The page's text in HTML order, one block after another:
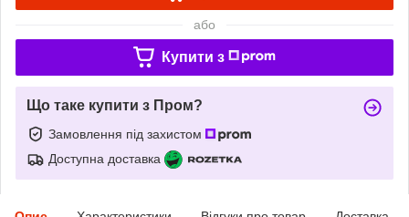
або
Купити з
Що таке купити з Пром?
Замовлення під захистом
Доступна доставка